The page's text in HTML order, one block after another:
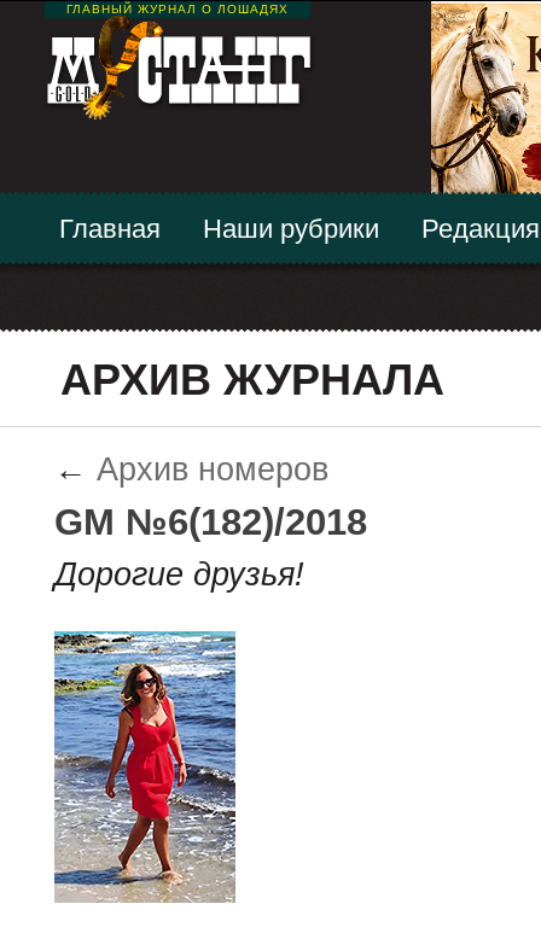
ГЛАВНЫЙ ЖУРНАЛ О ЛОШАДЯХ
Главная Наши рубрики Редакция
АРХИВ ЖУРНАЛА
← Архив номеров
GM №6(182)/2018
Дорогие друзья!